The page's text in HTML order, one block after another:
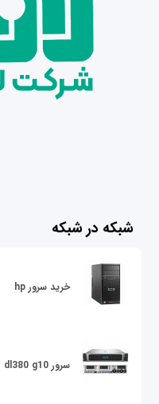
شبکه در شبکه
خرید سرور hp
سرور dl380 g10